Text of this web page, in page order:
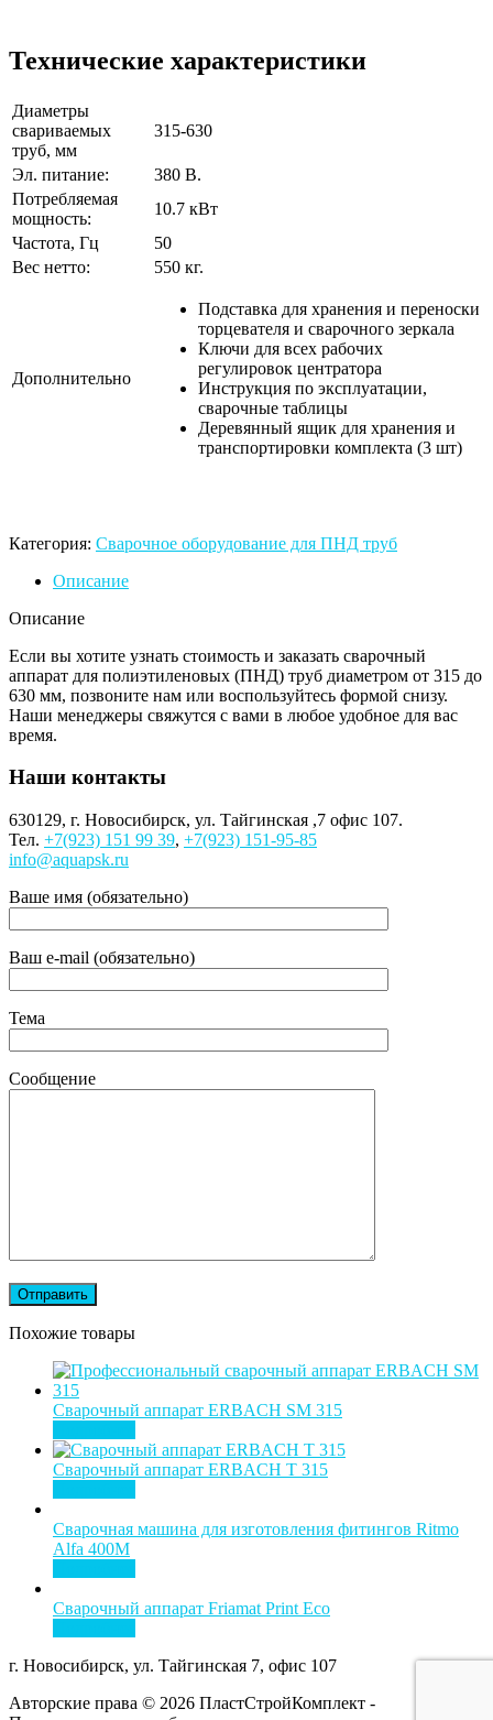
Технические характеристики
Диаметры
свариваемых
труб, мм
315-630
Эл. питание:
380 В.
Потребляемая
мощность:
10.7 кВт
Частота, Гц
50
Вес нетто:
550 кг.
Дополнительно
Подставка для хранения и переноски
торцевателя и сварочного зеркала
Ключи для всех рабочих
регулировок центратора
Инструкция по эксплуатации,
сварочные таблицы
Деревянный ящик для хранения и
транспортировки комплекта (3 шт)
Категория: Сварочное оборудование для ПНД труб
Описание
Описание
Если вы хотите узнать стоимость и заказать сварочный
аппарат для полиэтиленовых (ПНД) труб диаметром от 315 до
630 мм, позвоните нам или воспользуйтесь формой снизу.
Наши менеджеры свяжутся с вами в любое удобное для вас
время.
Наши контакты
630129, г. Новосибирск, ул. Тайгинская ,7 офис 107.
Тел. +7(923) 151 99 39, +7(923) 151-95-85
info@aquapsk.ru
Ваше имя (обязательно)
Ваш e-mail (обязательно)
Тема
Сообщение
Похожие товары
Сварочный аппарат ERBACH SM 315
Сварочный аппарат ERBACH T 315
Сварочная машина для изготовления фитингов Ritmo
Alfa 400M
Сварочный аппарат Friamat Print Eco
г. Новосибирск, ул. Тайгинская 7, офис 107
Авторские права © 2026 ПластСтройКомплект -